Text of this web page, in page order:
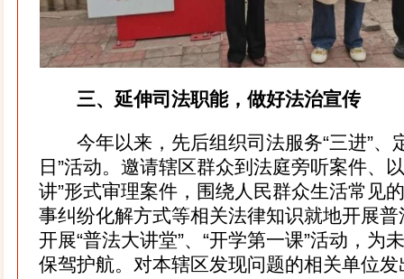
三、延伸司法职能，做好法治宣传
今年以来，先后组织司法服务“三进”、
日”活动。邀请辖区群众到法庭旁听案件、
讲”形式审理案件，围绕人民群众生活常见
事纠纷化解方式等相关法律知识就地开展
开展“普法大讲堂”、“开学第一课”活动，为
保驾护航。对本辖区发现问题的相关单位